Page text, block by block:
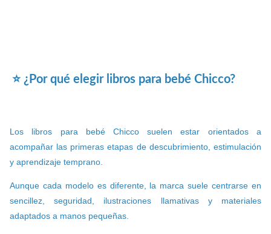
⭐ ¿Por qué elegir libros para bebé Chicco?
Los libros para bebé Chicco suelen estar orientados a
acompañar las primeras etapas de descubrimiento, estimulación
y aprendizaje temprano.
Aunque cada modelo es diferente, la marca suele centrarse en
sencillez, seguridad, ilustraciones llamativas y materiales
adaptados a manos pequeñas.